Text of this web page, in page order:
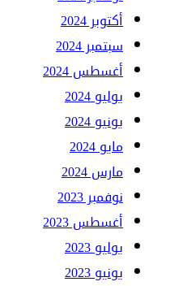
أكتوبر 2024
سبتمبر 2024
أغسطس 2024
يوليو 2024
يونيو 2024
مايو 2024
مارس 2024
نوفمبر 2023
أغسطس 2023
يوليو 2023
يونيو 2023